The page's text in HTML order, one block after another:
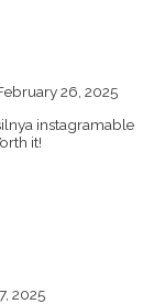
26, 2025
instagramable
it!
2025